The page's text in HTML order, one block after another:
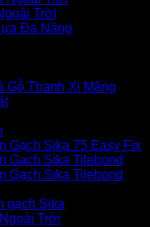
Trời
Đa Năng
Gỗ Thanh Xi Măng
Gạch Sika 75 Easy Fix
Gạch Sika Tilebond
Gạch Sika Tilebond
gạch Sika
Trời